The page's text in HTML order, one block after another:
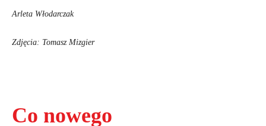
Co nowego
Arleta Włodarczak
Zdjęcia: Tomasz Mizgier